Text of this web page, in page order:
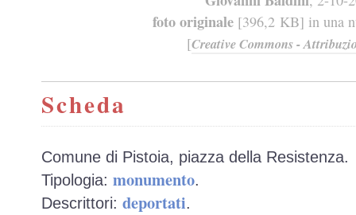
foto originale [396,2 KB] in una
[Creative Commons -
Scheda
Comune di Pistoia, piazza della Resistenza.
Tipologia: monumento.
Descrittori: deportati.